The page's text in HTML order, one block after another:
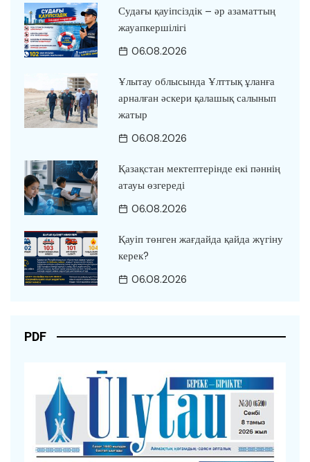
Судағы қауіпсіздік – әр азаматтың
жауапкершілігі
06.08.2026
Ұлытау облысында Ұлттық ұланға
арналған әскери қалашық салынып
жатыр
06.08.2026
Қазақстан мектептерінде екі пәннің
атауы өзгереді
06.08.2026
Қауіп төнген жағдайда қайда жүгіну
керек?
06.08.2026
PDF